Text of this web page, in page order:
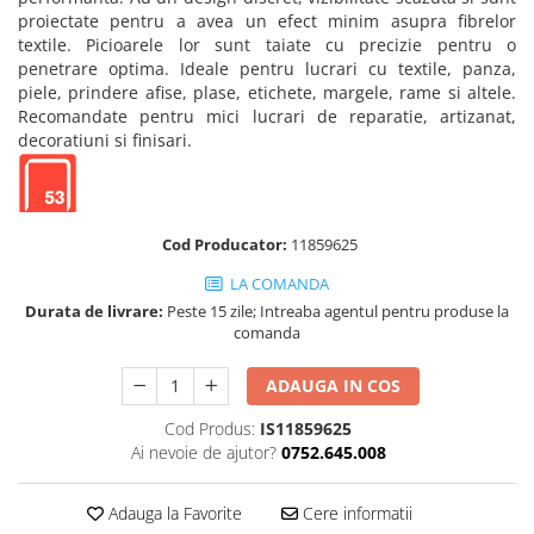
Etichete cabluri Aimo Phomemo
Etichete haine Aimo Phomemo
Etichete Aimo Phomemo M110 |
M200 | M220
Etichete Aimo rotunde
Dymo
Batoane silicon pentru decoratiuni
Batoane silicon cu sclipici
Batoane silicon Rapid Fun to Fix
Batoane silicon PVC/ Cabluri
Batoane silicon pluta
Batoane silicon piele intoarsa
Duze pentru pistoale de lipit
Clesti pentru nituri si popnituri
Nituri High performance Rapid
Nituri automotive Rapid colorate
Piulite nit Rapid
Capsatoare pneumatice
Pistoale pneumatice batut cuie in
Pistoale pneumatice duale batut
capse sau cuie in banda
Truse de chei WERA
Truse de scule combinate pentru
electrieni
Extractor conectori Engineer
Geanta | Rucsac pentru scule
Instrumente recuperatoare
magnetice
Scule de mana electricieni
Scule multifunctionale si accesorii
Scule pentru aviatie
Scule pentru constructii navale si
intretinere nave
Scule pentru instalari panouri
fotovoltaice
proiectate pentru a avea un efect minim asupra fibrelor
textile. Picioarele lor sunt taiate cu precizie pentru o
penetrare optima. Ideale pentru lucrari cu textile, panza,
piele, prindere afise, plase, etichete, margele, rame si altele.
Recomandate pentru mici lucrari de reparatie, artizanat,
decoratiuni si finisari.
Cod Producator: 11859625
LA COMANDA
Durata de livrare: Peste 15 zile; Intreaba agentul pentru produse la
comanda
ADAUGA IN COS
Cod Produs: IS11859625
Ai nevoie de ajutor? 0752.645.008
Adauga la Favorite Cere informatii